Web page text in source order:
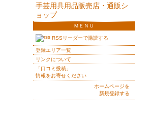
手芸用具用品販売店・通販シ
ョップ
ＭＥＮＵ
RSSリーダーで購読する
登録エリア一覧
リンクについて
「口コミ投稿」
情報をお寄せください
ホームページを
新規登録する